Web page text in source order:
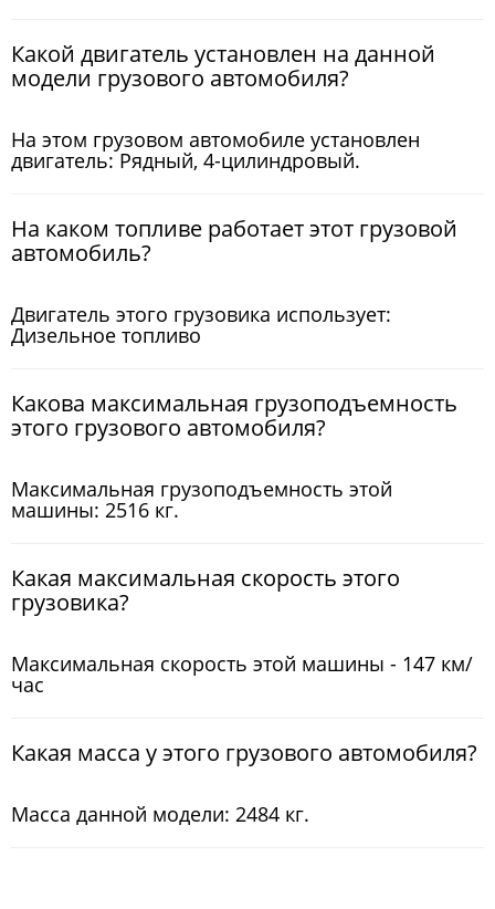
Какой двигатель установлен на данной
модели грузового автомобиля?
На этом грузовом автомобиле установлен
двигатель: Рядный, 4-цилиндровый.
На каком топливе работает этот грузовой
автомобиль?
Двигатель этого грузовика использует:
Дизельное топливо
Какова максимальная грузоподъемность
этого грузового автомобиля?
Максимальная грузоподъемность этой
машины: 2516 кг.
Какая максимальная скорость этого
грузовика?
Максимальная скорость этой машины - 147 км/
час
Какая масса у этого грузового автомобиля?
Масса данной модели: 2484 кг.